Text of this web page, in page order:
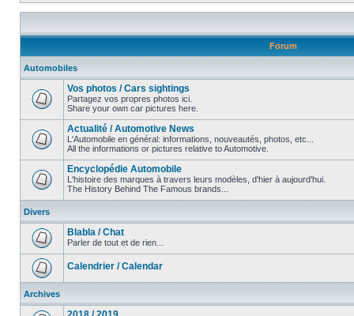
Forum
Automobiles
Vos photos / Cars sightings
Partagez vos propres photos ici.
Share your own car pictures here.
Actualité / Automotive News
L'Automobile en général: informations, nouveautés, photos, etc...
All the informations or pictures relative to Automotive.
Encyclopédie Automobile
L'histoire des marques à travers leurs modèles, d'hier à aujourd'hui.
The History Behind The Famous brands...
Divers
Blabla / Chat
Parler de tout et de rien...
Calendrier / Calendar
Archives